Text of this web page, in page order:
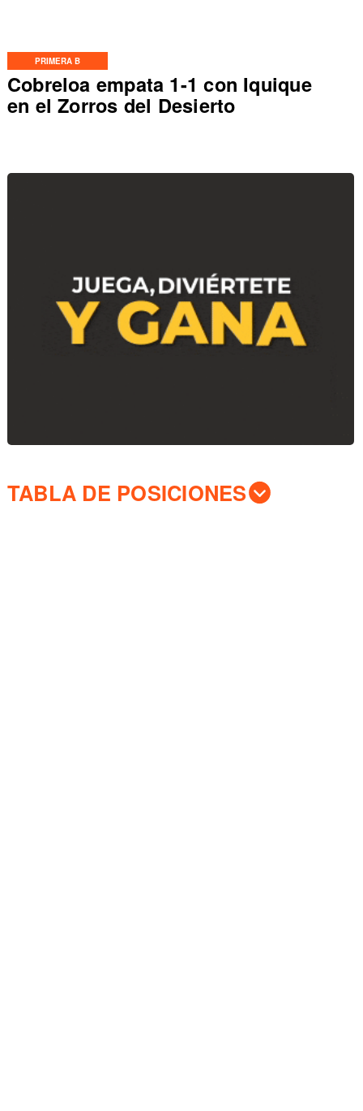
PRIMERA B
Cobreloa empata 1-1 con Iquique
en el Zorros del Desierto
TABLA DE POSICIONES